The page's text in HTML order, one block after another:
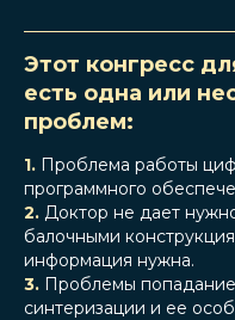
Этот конгресс
есть одна или
проблем:
1. Проблема работы
программного
2. Доктор не дает
балочными
информация нужна.
3. Проблемы
синтеризации и ее